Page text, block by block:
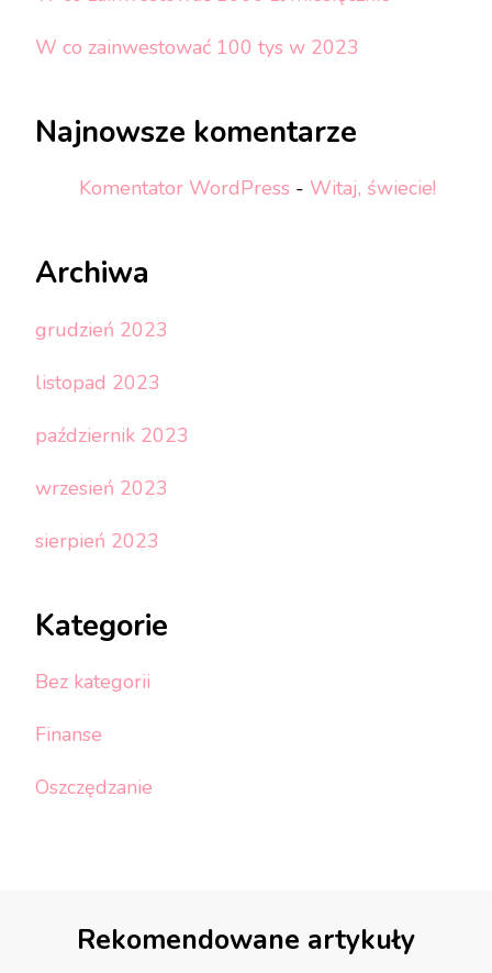
W co zainwestować 100 tys w 2023
Najnowsze komentarze
Komentator WordPress - Witaj, świecie!
Archiwa
grudzień 2023
listopad 2023
październik 2023
wrzesień 2023
sierpień 2023
Kategorie
Bez kategorii
Finanse
Oszczędzanie
Rekomendowane artykuły